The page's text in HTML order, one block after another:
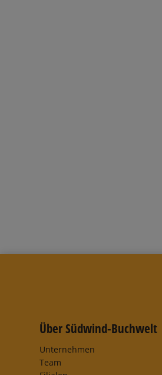
Über Südwind-Buchwelt
Unternehmen
Team